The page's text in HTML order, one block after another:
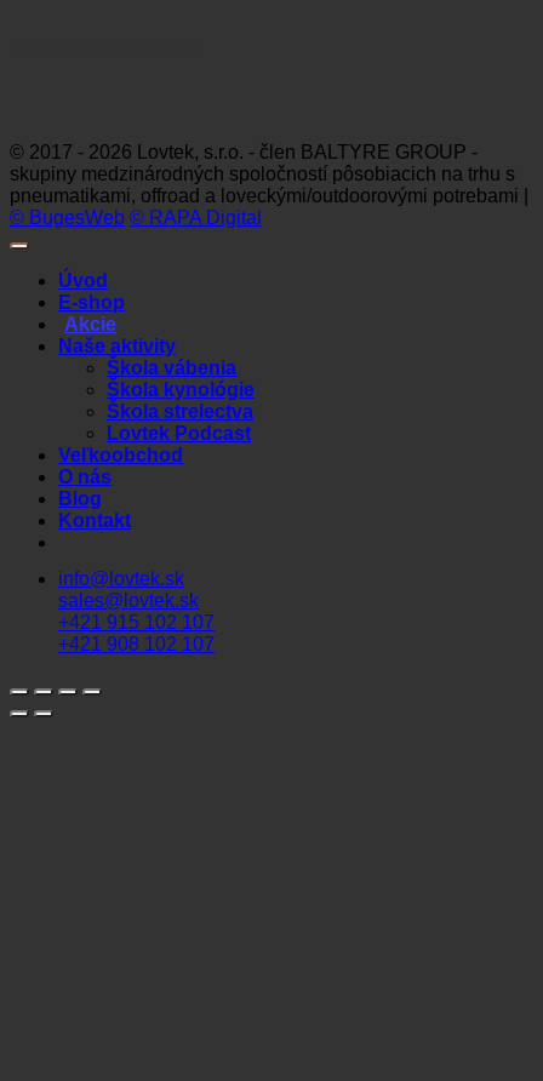
© 2017 - 2026 Lovtek, s.r.o. - člen BALTYRE GROUP -
skupiny medzinárodných spoločností pôsobiacich na trhu s
pneumatikami, offroad a loveckými/outdoorovými potrebami |
© BugesWeb © RAPA Digital
Úvod
E-shop
Akcie
Naše aktivity
Škola vábenia
Škola kynológie
Škola strelectva
Lovtek Podcast
Veľkoobchod
O nás
Blog
Kontakt
info@lovtek.sk
sales@lovtek.sk
+421 915 102 107
+421 908 102 107